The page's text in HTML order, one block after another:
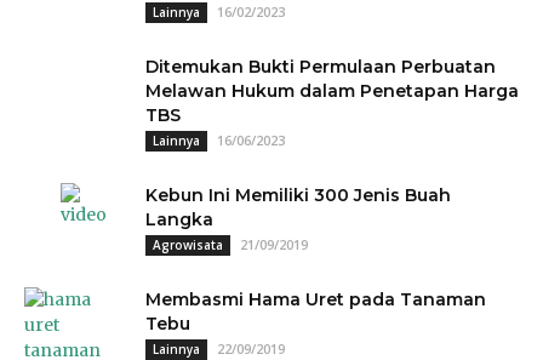
Lainnya 16/02/2023
Ditemukan Bukti Permulaan Perbuatan
Melawan Hukum dalam Penetapan Harga
TBS
Lainnya 16/06/2023
Kebun Ini Memiliki 300 Jenis Buah
Langka
Agrowisata 21/09/2019
Membasmi Hama Uret pada Tanaman
Tebu
Lainnya 22/09/2019